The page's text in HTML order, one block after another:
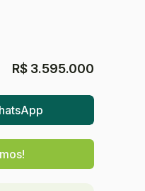
R$ 3.595.000